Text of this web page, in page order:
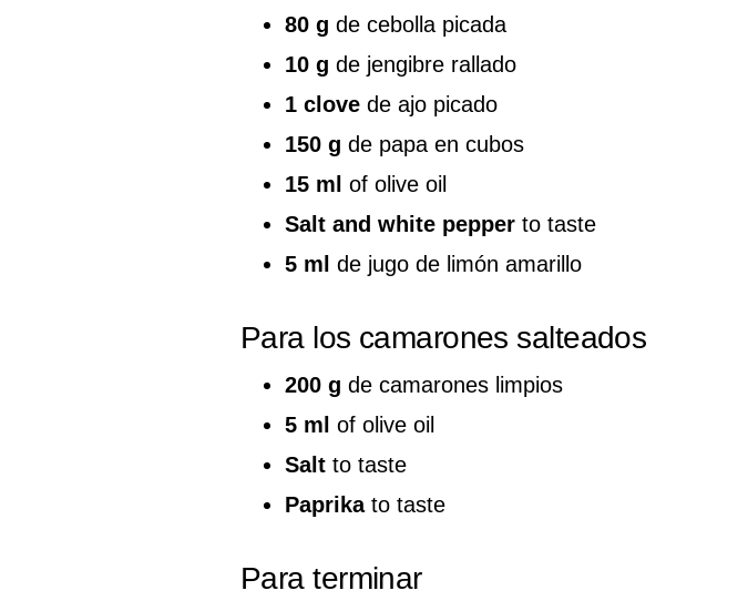
80 g de cebolla picada
10 g de jengibre rallado
1 clove de ajo picado
150 g de papa en cubos
15 ml of olive oil
Salt and white pepper to taste
5 ml de jugo de limón amarillo
Para los camarones salteados
200 g de camarones limpios
5 ml of olive oil
Salt to taste
Paprikato taste
Para terminar